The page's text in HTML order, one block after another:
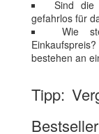
Sind die
gefahrlos für
Wie
bestehen an
Tipp: